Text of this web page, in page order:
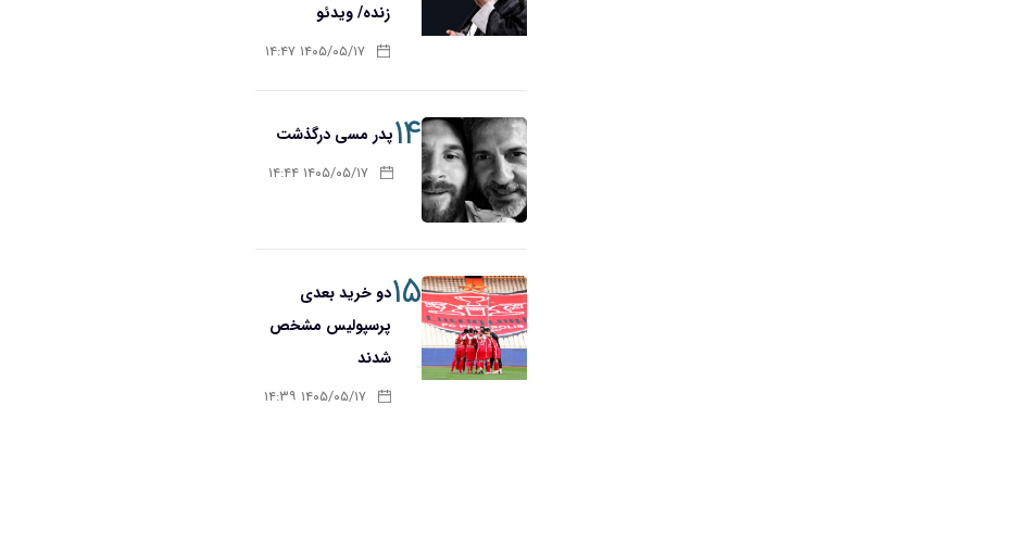
زنده/ ویدئو
۱۴۰۵/۰۵/۱۷ ۱۴:۴۷
۱۴پدر مسی درگذشت
۱۴۰۵/۰۵/۱۷ ۱۴:۴۴
۱۵دو خرید بعدی
پرسپولیس مشخص
شدند
۱۴۰۵/۰۵/۱۷ ۱۴:۳۹